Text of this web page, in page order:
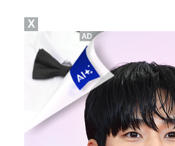
[ST포토] 대세가 된 리
키키, 컴백 전 美
X